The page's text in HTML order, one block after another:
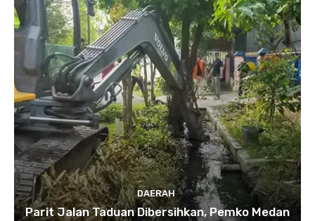
DAERAH
Parit Jalan Taduan Dibersihkan, Pemko Medan